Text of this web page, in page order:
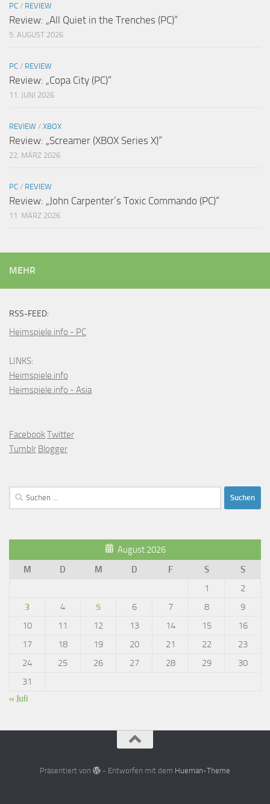
PC / REVIEW
Review: „All Quiet in the Trenches (PC)“
5. AUGUST 2026
PC / REVIEW
Review: „Copa City (PC)“
11. JUNI 2026
REVIEW / XBOX
Review: „Screamer (XBOX Series X)“
22. MÄRZ 2026
PC / REVIEW
Review: „John Carpenter’s Toxic Commando (PC)“
11. MÄRZ 2026
MEHR
RSS-FEED:
Heimspiele.info - PC
LINKS:
Heimspiele.info
Heimspiele.info - Asia
FacebookTwitter
Tumblr Blogger
Suchen
nach:
August 2026
M
D M D F S
S
1
2
3
4 5 6 7 8
9
10
11 12 13 14 15
16
17
18 19 20 21 22
23
24
25 26 27 28 29
30
31
« Juli
Präsentiert von - Entworfen mit dem Hueman-Theme